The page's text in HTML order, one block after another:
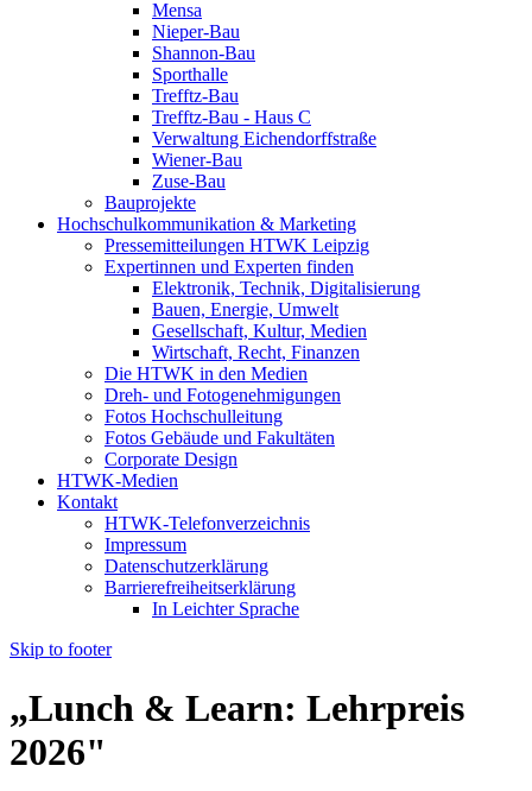
Mensa
Nieper-Bau
Shannon-Bau
Sporthalle
Trefftz-Bau
Trefftz-Bau - Haus C
Verwaltung Eichendorffstraße
Wiener-Bau
Zuse-Bau
Bauprojekte
Hochschulkommunikation & Marketing
Pressemitteilungen HTWK Leipzig
Expertinnen und Experten finden
Elektronik, Technik, Digitalisierung
Bauen, Energie, Umwelt
Gesellschaft, Kultur, Medien
Wirtschaft, Recht, Finanzen
Die HTWK in den Medien
Dreh- und Fotogenehmigungen
Fotos Hochschulleitung
Fotos Gebäude und Fakultäten
Corporate Design
HTWK-Medien
Kontakt
HTWK-Telefonverzeichnis
Impressum
Datenschutzerklärung
Barrierefreiheitserklärung
In Leichter Sprache
Skip to footer
„Lunch & Learn: Lehrpreis
2026"